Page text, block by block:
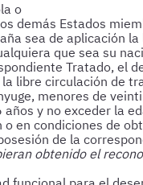
o
demás Estados
sea de aplicación
que sea su
Tratado, el
libre circulación de
menores de
y no exceder la
o en condiciones de
de la
obtenido el